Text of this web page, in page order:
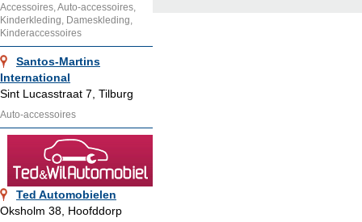
Accessoires, Auto-accessoires,
Kinderkleding, Dameskleding,
Kinderaccessoires
Santos-Martins
International
Sint Lucasstraat 7, Tilburg
Auto-accessoires
Ted Automobielen
Oksholm 38, Hoofddorp